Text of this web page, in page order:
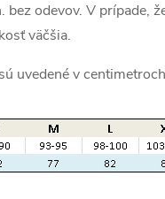
odevov. V prípade,
väčšia.
uvedené v